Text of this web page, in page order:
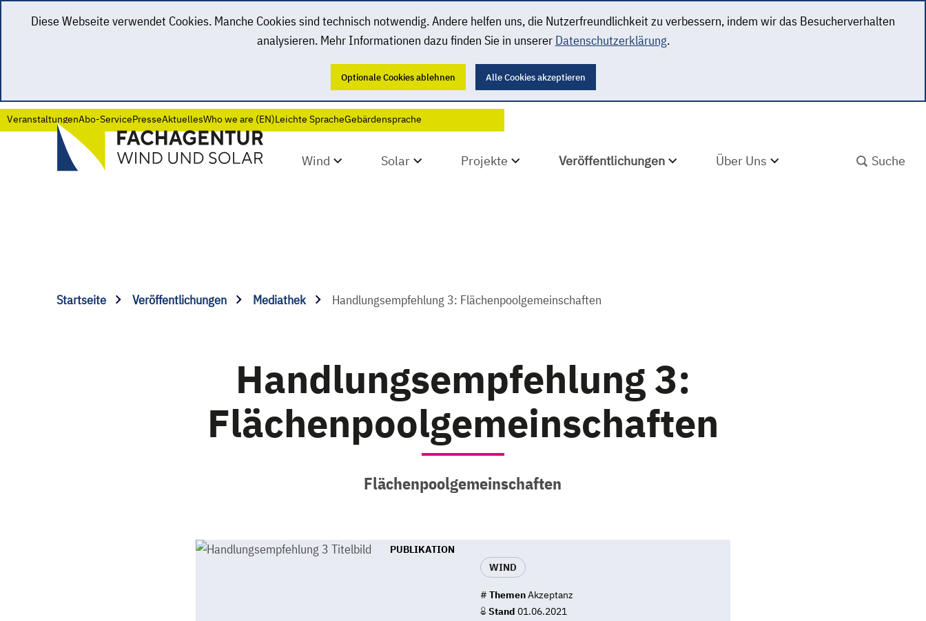
Diese Webseite verwendet Cookies. Manche Cookies sind technisch notwendig. Andere helfen uns, die Nutzerfreundlichkeit zu verbessern, indem wir das Besucherverhalten
analysieren. Mehr Informationen dazu finden Sie in unserer Datenschutzerklärung.
Optionale Cookies ablehnen Alle Cookies akzeptieren
VeranstaltungenAbo-ServicePresseAktuellesWho we are (EN)Leichte SpracheGebärdensprache
Wind Solar Projekte Veröffentlichungen Über Uns
Startseite Veröffentlichungen Mediathek Handlungsempfehlung 3: Flächenpoolgemeinschaften
Handlungsempfehlung 3:
Flächenpoolgemeinschaften
Flächenpoolgemeinschaften
PUBLIKATION
WIND
# ThemenAkzeptanz
Stand 01.06.2021